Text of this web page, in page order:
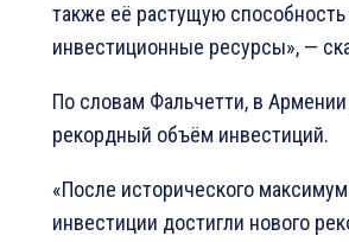
также её растущую
инвестиционные ресурсы», —
По словам Фальчетти, в
рекордный объём инвестиций.
«После исторического
инвестиции достигли нового